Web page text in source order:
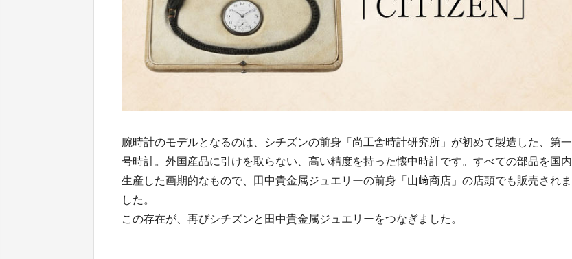
腕時計のモデルとなるのは、シチズンの前身「尚工舎時計研究所」が初めて製造した、第一
号時計。外国産品に引けを取らない、高い精度を持った懐中時計です。すべての部品を国内
生産した画期的なもので、田中貴金属ジュエリーの前身「山﨑商店」の店頭でも販売されま
した。
この存在が、再びシチズンと田中貴金属ジュエリーをつなぎました。